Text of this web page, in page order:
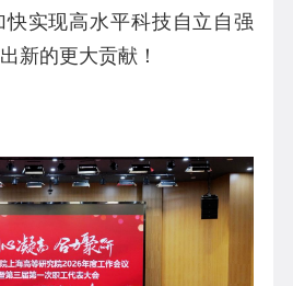
实现高水平科技自立自强
新的更大贡献！